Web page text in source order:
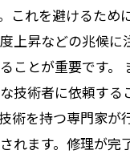
これを避けるため
上昇などの兆候に
ことが重要です。
技術者に依頼する
術を持つ専門家が
れます。修理が完